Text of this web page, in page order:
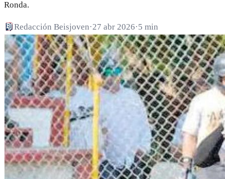
Ronda.
Redacción Beisjoven·27 abr 2026·5 min